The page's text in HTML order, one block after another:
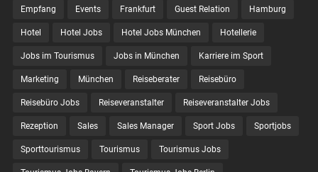
Empfang Events Frankfurt Guest Relation Hamburg
Hotel Hotel Jobs Hotel Jobs München Hotellerie
Jobs im Tourismus Jobs in München Karriere im Sport
Marketing München Reiseberater Reisebüro
Reisebüro Jobs Reiseveranstalter Reiseveranstalter Jobs
Rezeption Sales Sales Manager Sport Jobs Sportjobs
Sporttourismus Tourismus Tourismus Jobs